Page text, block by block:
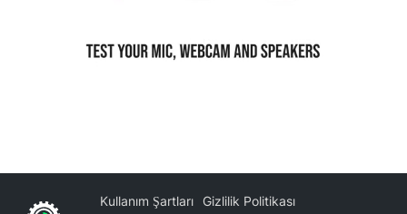
Kullanım Şartları Gizlilik Politikası